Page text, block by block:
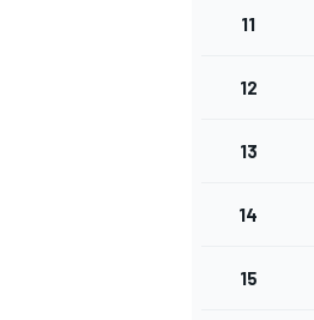
11
12
13
14
15